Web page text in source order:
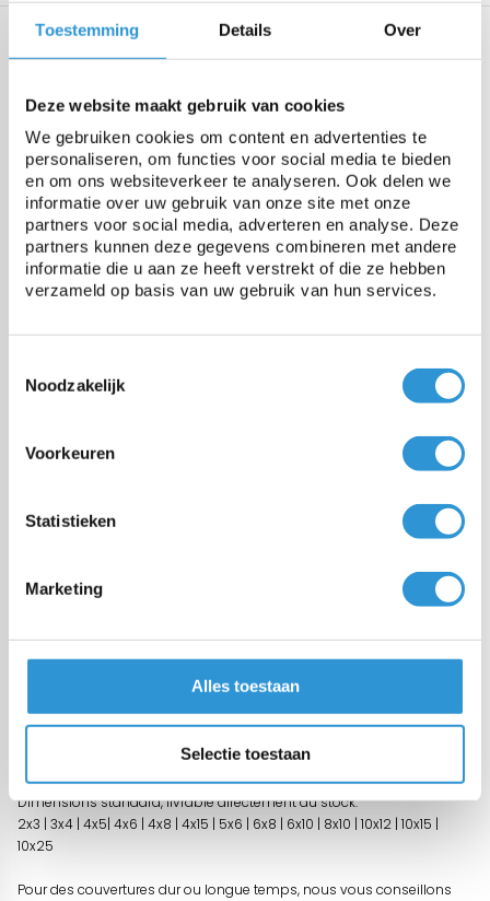
Toestemming Details Over
Deze website maakt gebruik van cookies
We gebruiken cookies om content en advertenties te
personaliseren, om functies voor social media te bieden
en om ons websiteverkeer te analyseren. Ook delen we
informatie over uw gebruik van onze site met onze
partners voor social media, adverteren en analyse. Deze
partners kunnen deze gegevens combineren met andere
informatie die u aan ze heeft verstrekt of die ze hebben
verzameld op basis van uw gebruik van hun services.
Noodzakelijk
Voorkeuren
Statistieken
Marketing
Alles toestaan
Selectie toestaan
Spécifications
enduction
Poids 150 gr/m²
Résistance à la rupture 750 N/5cm
Résistance à la déchirure 140 N
Start chat
Description
Ces bâches sont idéales pour couvrir et protéger tout type de surface
couvrir votre materiaux de construction, bois au feu etc.
Dimensions standard, livrable directement du stock:
2x3 | 3x4 | 4x5| 4x6 | 4x8 | 4x15 | 5x6 | 6x8 | 6x10 | 8x10 | 10x12 | 10x15 |
10x25
Pour des couvertures dur ou longue temps, nous vous conseillons